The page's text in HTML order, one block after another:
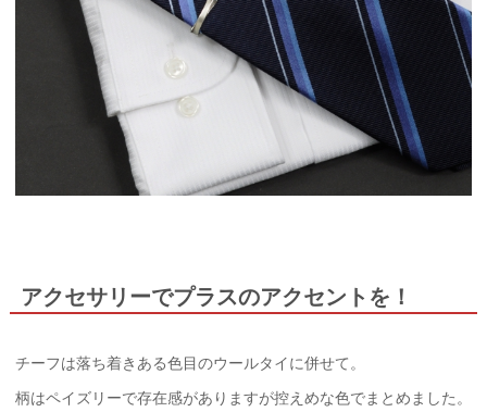
アクセサリーでプラスのアクセントを！
チーフは落ち着きある色目のウールタイに併せて。
柄はペイズリーで存在感がありますが控えめな色でまとめました。